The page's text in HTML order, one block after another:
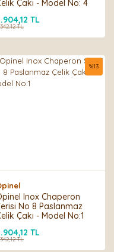
Çakı - Model No: 4
TL
TL
Inox Chaperon
No 8 Paslanmaz
Çakı - Model No:1
%13
TL
TL